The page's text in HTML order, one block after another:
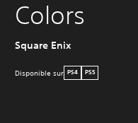
Colors
Square Enix
Disponible sur PS4 PS5